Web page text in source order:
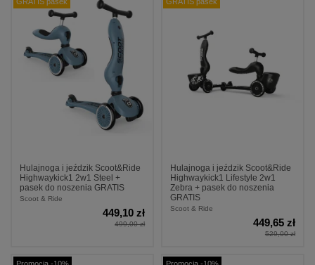
Hulajnoga i jeździk Scoot&Ride
Highwaykick1 2w1 Steel +
pasek do noszenia GRATIS
Scoot & Ride
449,10 zł
499,00 zł
Hulajnoga i jeździk Scoot&Ride
Highwaykick1 Lifestyle 2w1
Zebra + pasek do noszenia
GRATIS
Scoot & Ride
449,65 zł
529,00 zł